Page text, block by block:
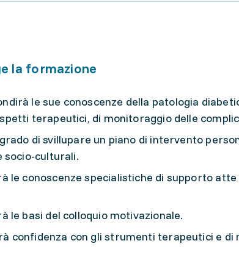
la formazione
le sue conoscenze della patologia
terapeutici, di monitoraggio delle
di svillupare un piano di intervento
socio-culturali.
le conoscenze specialistiche di supporto
le basi del colloquio motivazionale.
confidenza con gli strumenti terapeutici e di